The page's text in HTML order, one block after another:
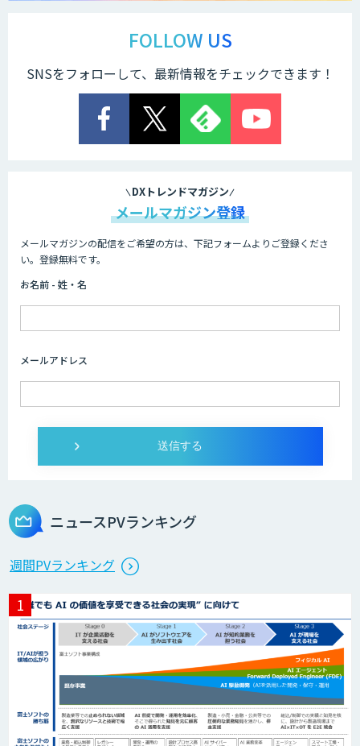
FOLLOW US
SNSをフォローして、最新情報をチェックできます！
DXトレンドマガジン
メールマガジン登録
メールマガジンの配信をご希望の方は、下記フォームよりご登録くださ
い。登録無料です。
お名前 - 姓・名
メールアドレス
ニュースPVランキング
週間PVランキング